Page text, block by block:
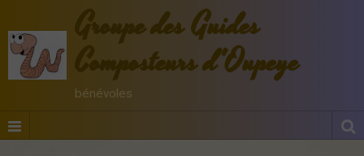
Groupe des Guides
Composteurs d'Oupeye
bénévoles